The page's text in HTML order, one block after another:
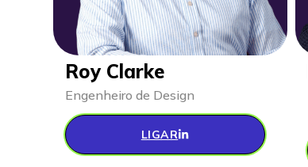
Roy Clarke
Engenheiro de Design
LIGAR